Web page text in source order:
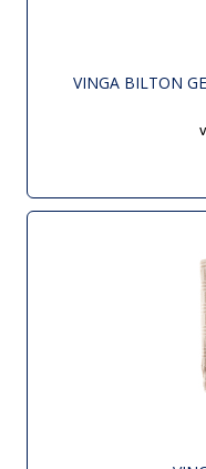
VINGA BILTON